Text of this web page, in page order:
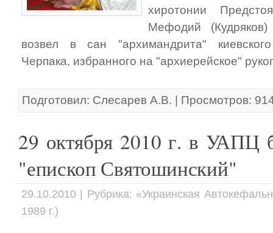
хиротонии
Мефодий
возвел в сан "архимандрита"
Черпака, избранного на "архиерейское"
Подготовил: Слесарев А.В. | Просмотров:
29 октября 2010 г. в УАПЦ
"епископ Святошинский"
29.10.2010 | Рубрика: «Украинская
1989 г.)